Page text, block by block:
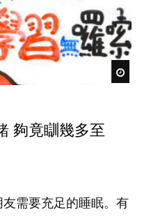
夠竟瞓幾多至
需要充足的睡眠。有